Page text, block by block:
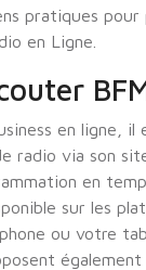
pratiques
en Ligne.
en ligne,
radio via son
en
sur les
ou votre